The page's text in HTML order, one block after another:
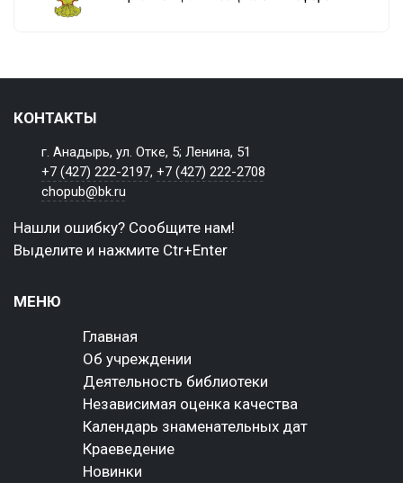
КОНТАКТЫ
г. Анадырь, ул. Отке, 5; Ленина, 51
+7 (427) 222-2197,+7 (427) 222-2708
chopub@bk.ru
Нашли ошибку? Сообщите нам!
Выделите и нажмите Ctr+Enter
МЕНЮ
Главная
Об учреждении
Деятельность библиотеки
Независимая оценка качества
Календарь знаменательных дат
Краеведение
Новинки